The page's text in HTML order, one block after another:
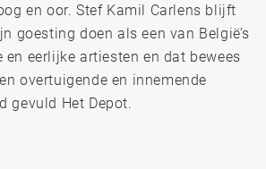
en oor. Stef Kamil Carlens blijft
goesting doen als een van België’s
en eerlijke artiesten en dat bewees
overtuigende en innemende
gevuld Het Depot.